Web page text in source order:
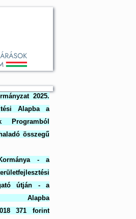
2025.
Alapba a
Programból
összegű
- a
útján - a
Alapba
371 forint